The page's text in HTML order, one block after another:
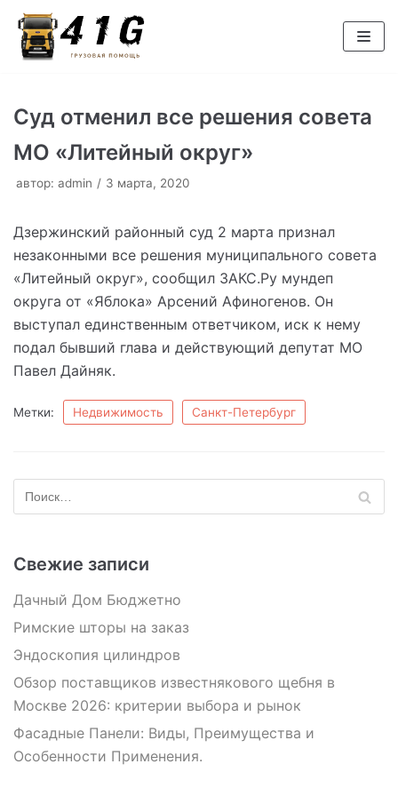
Перейти
к
Суд отменил все решения совета
МО «Литейный округ»
автор: admin 3 марта, 2020
Дзержинский районный суд 2 марта признал
незаконными все решения муниципального совета
«Литейный округ», сообщил ЗАКС.Ру мундеп
округа от «Яблока» Арсений Афиногенов. Он
выступал единственным ответчиком, иск к нему
подал бывший глава и действующий депутат МО
Павел Дайняк.
Метки: Недвижимость Санкт-Петербург
Свежие записи
Дачный Дом Бюджетно
Римские шторы на заказ
Эндоскопия цилиндров
Обзор поставщиков известнякового щебня в
Москве 2026: критерии выбора и рынок
Фасадные Панели: Виды, Преимущества и
Особенности Применения.